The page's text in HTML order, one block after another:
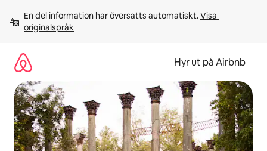
innehåll
En del information har översatts automatiskt. Visa
originalspråk
Hyr ut på Airbnb